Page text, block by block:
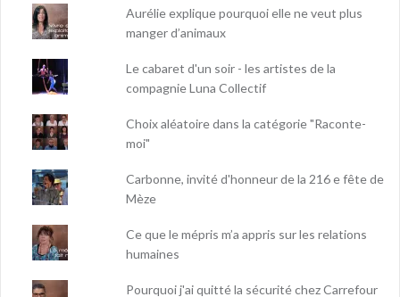
Aurélie explique pourquoi elle ne veut plus
manger d’animaux
Le cabaret d'un soir - les artistes de la
compagnie Luna Collectif
Choix aléatoire dans la catégorie "Raconte-
moi"
Carbonne, invité d'honneur de la 216 e fête de
Mèze
Ce que le mépris m’a appris sur les relations
humaines
Pourquoi j'ai quitté la sécurité chez Carrefour